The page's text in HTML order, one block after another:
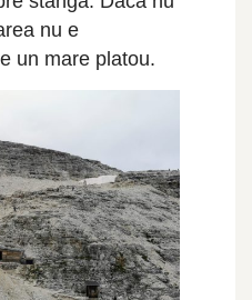
nu e
un mare platou.